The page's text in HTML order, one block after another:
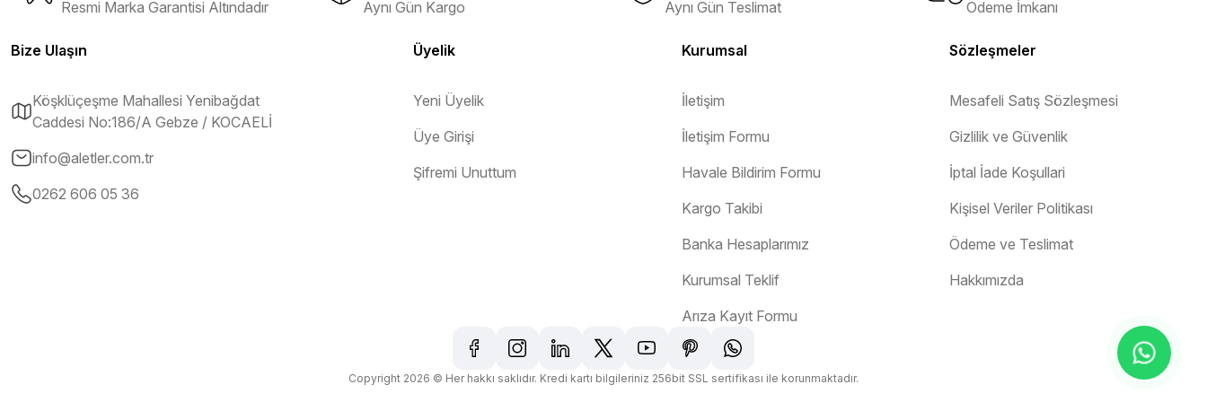
F... D... | 06/07/2026
Makine çok iyi herkese tavsiye ediyorum güçlü bir havya
Resmi Marka Garantisi Altındadır
Aynı Gün Kargo
Aynı Gün Teslimat
Ödeme İmkanı
Bize Ulaşın
Köşklüçeşme Mahallesi Yenibağdat
Caddesi No:186/A Gebze / KOCAELİ
info@aletler.com.tr
0262 606 05 36
Üyelik
Yeni Üyelik
Üye Girişi
Şifremi Unuttum
Kurumsal
İletişim
İletişim Formu
Havale Bildirim Formu
Kargo Takibi
Banka Hesaplarımız
Kurumsal Teklif
Arıza Kayıt Formu
Sözleşmeler
Mesafeli Satış Sözleşmesi
Gizlilik ve Güvenlik
İptal İade Koşullari
Kişisel Veriler Politikası
Ödeme ve Teslimat
Hakkımızda
Copyright 2026 © Her hakkı saklıdır. Kredi kartı bilgileriniz 256bit SSL sertifikası ile korunmaktadır.